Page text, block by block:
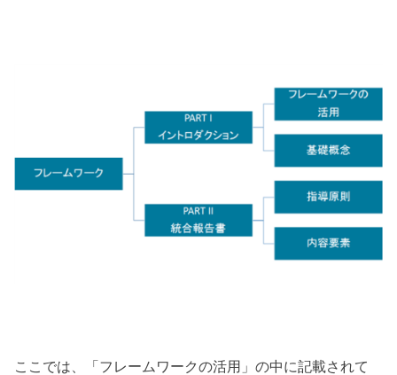
ここでは、「フレームワークの活用」の中に記載されて